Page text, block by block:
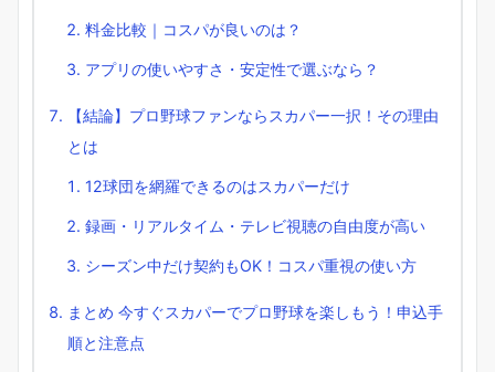
料金比較｜コスパが良いのは？
アプリの使いやすさ・安定性で選ぶなら？
【結論】プロ野球ファンならスカパー一択！その理由
とは
12球団を網羅できるのはスカパーだけ
録画・リアルタイム・テレビ視聴の自由度が高い
シーズン中だけ契約もOK！コスパ重視の使い方
まとめ 今すぐスカパーでプロ野球を楽しもう！申込手
順と注意点